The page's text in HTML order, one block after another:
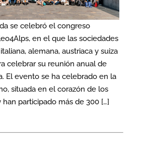
se celebró el congreso
en el que las sociedades
alemana, austriaca y suiza
celebrar su reunión anual de
El evento se ha celebrado en la
situada en el corazón de los
han participado más de 300 […]